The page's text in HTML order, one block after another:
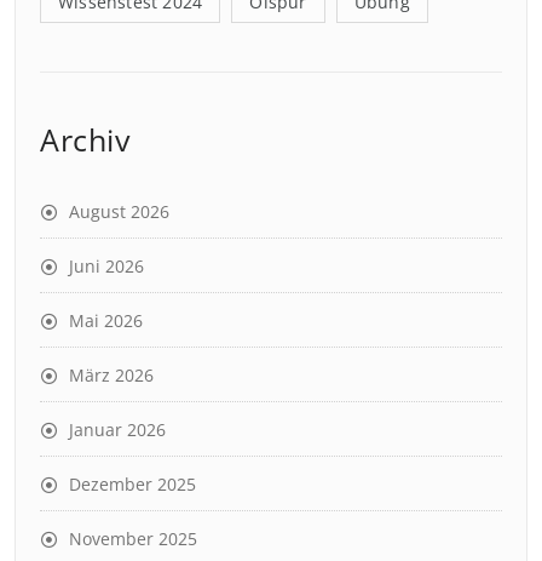
Archiv
August 2026
Juni 2026
Mai 2026
März 2026
Januar 2026
Dezember 2025
November 2025